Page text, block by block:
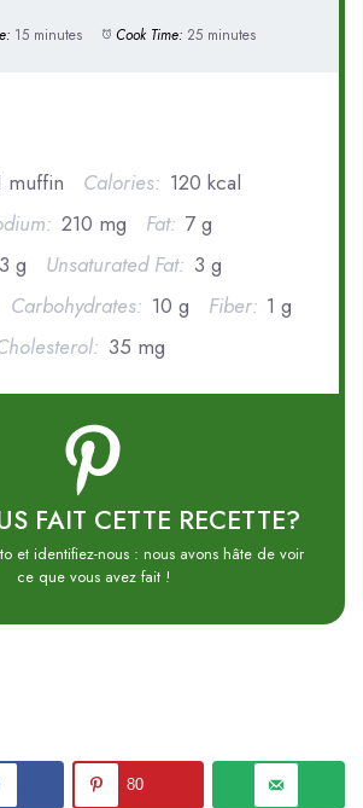
15 minutes Cook Time: 25 minutes
muffin Calories: 120 kcal
210 mg Fat: 7 g
3 g Unsaturated Fat: 3 g
Carbohydrates: 10 g Fiber: 1 g
35 mg
FAIT CETTE RECETTE?
et identifiez-nous : nous avons hâte de voir
ce que vous avez fait !
80